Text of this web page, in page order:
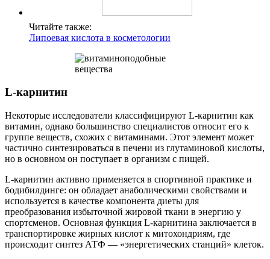
Читайте также:
Липоевая кислота в косметологии
L-карнитин
Некоторые исследователи классифицируют L-карнитин как
витамин, однако большинство специалистов относит его к
группе веществ, схожих с витаминами. Этот элемент может
частично синтезироваться в печени из глутаминовой кислоты,
но в основном он поступает в организм с пищей.
L-карнитин активно применяется в спортивной практике и
бодибилдинге: он обладает анаболическими свойствами и
используется в качестве компонента диеты для
преобразования избыточной жировой ткани в энергию у
спортсменов. Основная функция L-карнитина заключается в
транспортировке жирных кислот к митохондриям, где
происходит синтез АТФ — «энергетических станций» клеток.